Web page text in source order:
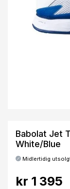
Babolat Jet
White/Blue
Midlertidig
kr 1 395